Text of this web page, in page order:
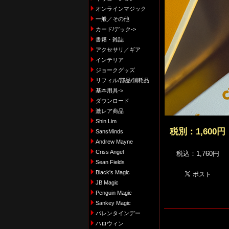
オンラインマジック
一般／その他
カード/デック->
書籍・雑誌
アクセサリ／ギア
インテリア
ジョークグッズ
リフィル/部品/消耗品
基本用具->
ダウンロード
激レア商品
Shin Lim
SansMinds
Andrew Mayne
Criss Angel
Sean Fields
Black's Magic
JB Magic
Penguin Magic
Sankey Magic
バレンタインデー
ハロウィン
税別： 1,600円
税込：1,760円